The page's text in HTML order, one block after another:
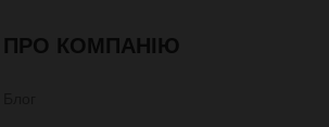
ПРО КОМПАНІЮ